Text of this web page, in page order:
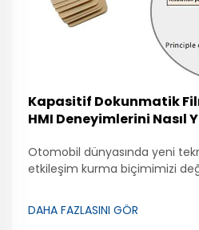
Kapasitif Dokunmatik
HMI Deneyimlerini Nasıl
Otomobil dünyasında yeni
etkileşim kurma biçimimizi
Bu film, araç kumanda
kullanılarak sürücülere ve
DAHA FAZLASINI GÖR